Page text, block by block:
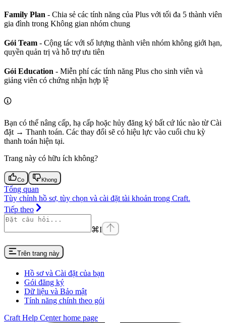
Family Plan - Chia sẻ các tính năng của Plus với tối đa 5 thành viên
gia đình trong Không gian nhóm chung
Gói Team - Cộng tác với số lượng thành viên nhóm không giới hạn,
quyền quản trị và hỗ trợ ưu tiên
Gói Education - Miễn phí các tính năng Plus cho sinh viên và
giảng viên có chứng nhận hợp lệ
Bạn có thể nâng cấp, hạ cấp hoặc hủy đăng ký bất cứ lúc nào từ Cài
đặt → Thanh toán. Các thay đổi sẽ có hiệu lực vào cuối chu kỳ
thanh toán hiện tại.
Trang này có hữu ích không?
Co Khong
Tổng quan
Tùy chỉnh hồ sơ, tùy chọn và cài đặt tài khoản trong Craft.
Tiếp theo
⌘I
Trên trang này
Hồ sơ và Cài đặt của bạn
Gói đăng ký
Dữ liệu và Bảo mật
Tính năng chính theo gói
Craft Help Centerhome page